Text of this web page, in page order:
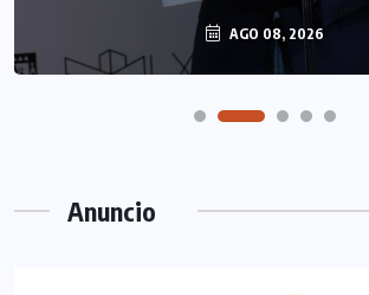
AGO 08, 2026
Anuncio